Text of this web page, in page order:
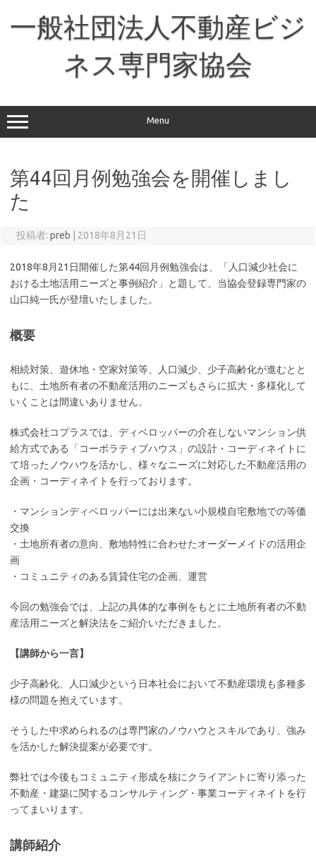
一般社団法人不動産ビジ
ネス専門家協会
Menu
第44回月例勉強会を開催しまし
た
投稿者: preb 2018年8月21日
2018年8月21日開催した第44回月例勉強会は、「人口減少社会に
おける土地活用ニーズと事例紹介」と題して、当協会登録専門家の
山口純一氏が登壇いたしました。
概要
相続対策、遊休地・空家対策等、人口減少、少子高齢化が進むとと
もに、土地所有者の不動産活用のニーズもさらに拡大・多様化して
いくことは間違いありません。
株式会社コプラスでは、ディベロッパーの介在しないマンション供
給方式である「コーポラティブハウス」の設計・コーディネイトに
て培ったノウハウを活かし、様々なニーズに対応した不動産活用の
企画・コーディネイトを行っております。
・マンションディベロッパーには出来ない小規模自宅敷地での等価
交換
・土地所有者の意向、敷地特性に合わせたオーダーメイドの活用企
画
・コミュニティのある賃貸住宅の企画、運営
今回の勉強会では、上記の具体的な事例をもとに土地所有者の不動
産活用ニーズと解決法をご紹介いただきました。
【講師から一言】
少子高齢化、人口減少という日本社会において不動産環境も多種多
様の問題を抱えています。
そうした中求められるのは専門家のノウハウとスキルであり、強み
を活かした解決提案が必要です。
弊社では今後もコミュニティ形成を核にクライアントに寄り添った
不動産・建築に関するコンサルティング・事業コーディネイトを行
ってまいります。
講師紹介